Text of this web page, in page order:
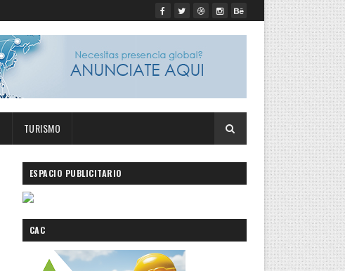
TURISMO
ESPACIO PUBLICITARIO
CAC